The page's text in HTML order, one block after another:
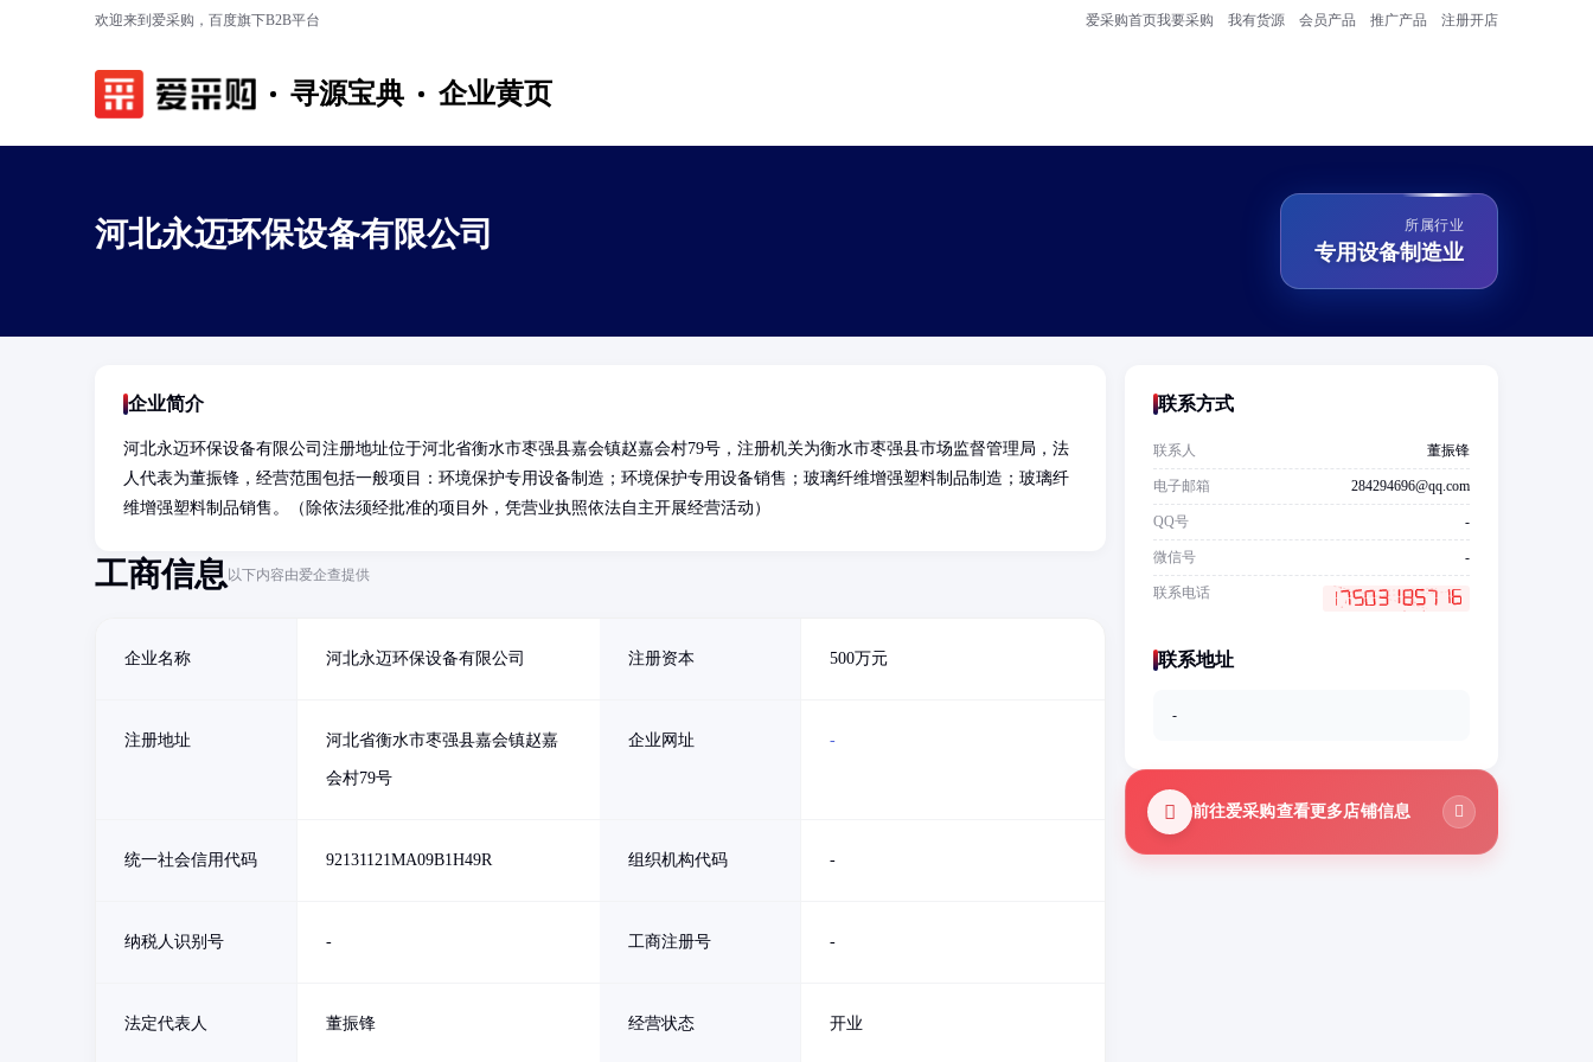
欢迎来到爱采购，百度旗下B2B平台 爱采购首页我要采购 我有货源 会员产品 推广产品 注册开店
寻源宝典 企业黄页
河北永迈环保设备有限公司 所属行业
专用设备制造业
企业简介
河北永迈环保设备有限公司注册地址位于河北省衡水市枣强县嘉会镇赵嘉会村79号，注册机关为衡水市枣强县市场监督管理局，法
人代表为董振锋，经营范围包括一般项目：环境保护专用设备制造；环境保护专用设备销售；玻璃纤维增强塑料制品制造；玻璃纤
维增强塑料制品销售。（除依法须经批准的项目外，凭营业执照依法自主开展经营活动）
工商信息以下内容由爱企查提供
企业名称 河北永迈环保设备有限公司 注册资本 500万元
注册地址 河北省衡水市枣强县嘉会镇赵嘉
会村79号
企业网址 -
统一社会信用代码 92131121MA09B1H49R 组织机构代码 -
纳税人识别号 - 工商注册号 -
法定代表人 董振锋 经营状态 开业
联系方式
联系人 董振锋
电子邮箱 284294696@qq.com
QQ号 -
微信号 -
联系电话
联系地址
-
前往爱采购查看更多店铺信息